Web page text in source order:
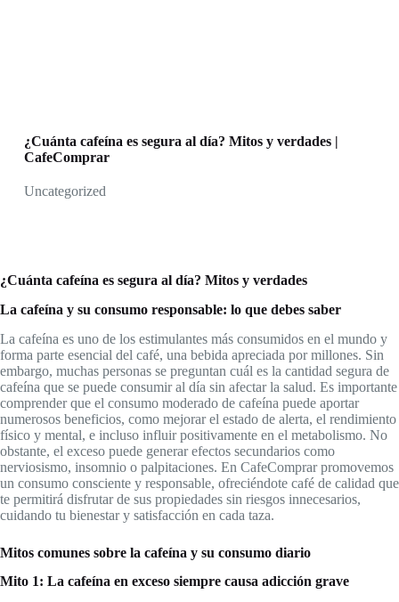
¿Cuánta cafeína es segura al día? Mitos y verdades |
CafeComprar
Uncategorized
¿Cuánta cafeína es segura al día? Mitos y verdades
La cafeína y su consumo responsable: lo que debes saber
La cafeína es uno de los estimulantes más consumidos en el mundo y
forma parte esencial del café, una bebida apreciada por millones. Sin
embargo, muchas personas se preguntan cuál es la cantidad segura de
cafeína que se puede consumir al día sin afectar la salud. Es importante
comprender que el consumo moderado de cafeína puede aportar
numerosos beneficios, como mejorar el estado de alerta, el rendimiento
físico y mental, e incluso influir positivamente en el metabolismo. No
obstante, el exceso puede generar efectos secundarios como
nerviosismo, insomnio o palpitaciones. En CafeComprar promovemos
un consumo consciente y responsable, ofreciéndote café de calidad que
te permitirá disfrutar de sus propiedades sin riesgos innecesarios,
cuidando tu bienestar y satisfacción en cada taza.
Mitos comunes sobre la cafeína y su consumo diario
Mito 1: La cafeína en exceso siempre causa adicción grave